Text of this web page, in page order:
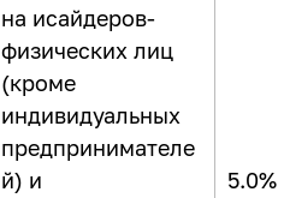
на исайдеров-
физических лиц
(кроме
индивидуальных
предпринимателе
й) и
5.0%